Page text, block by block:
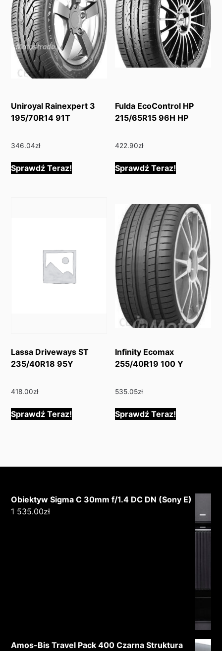
Uniroyal Rainexpert 3
195/70R14 91T
346.04zł
Sprawdź Teraz!
Fulda EcoControl HP
215/65R15 96H HP
422.90zł
Sprawdź Teraz!
Lassa Driveways ST
235/40R18 95Y
418.00zł
Sprawdź Teraz!
Infinity Ecomax
255/40R19 100 Y
535.05zł
Sprawdź Teraz!
Obiektyw Sigma C 30mm f/1.4 DC DN (Sony E)
1 535.00zł
Amos-Bis Travel Pack 400 Czarna Struktura